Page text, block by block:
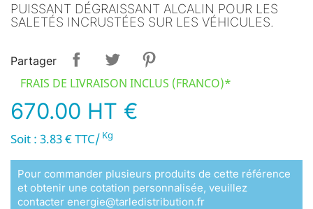
PUISSANT DÉGRAISSANT ALCALIN POUR LES
SALETÉS INCRUSTÉES SUR LES VÉHICULES.
Partager
FRAIS DE LIVRAISON INCLUS (FRANCO)*
670.00 HT €
Soit : 3.83 € TTC/ Kg
Pour commander plusieurs produits de cette référence
et obtenir une cotation personnalisée, veuillez
contacter energie@tarledistribution.fr